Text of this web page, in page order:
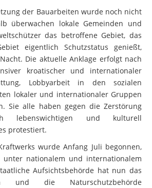
der Bauarbeiten wurde noch nicht
überwachen lokale Gemeinden und
das betroffene Gebiet, das
eigentlich Schutzstatus genießt,
Die aktuelle Anklage erfolgt nach
kroatischer und internationaler
Lobbyarbeit in den sozialen
lokaler und internationaler Gruppen
Sie alle haben gegen die Zerstörung
lebenswichtigen und kulturell
protestiert.
wurde Anfang Juli begonnen,
unter nationalem und internationalem
Aufsichtsbehörde hat nun das
und die Naturschutzbehörde